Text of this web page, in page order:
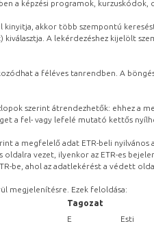
a képzési programok, kurzuskódok,
akkor több szempontú
A lekérdezéshez kijelölt
a féléves tanrendben. A
szerint átrendezhetők: ehhez a
a fel- vagy lefelé mutató kettős
a megfelelő adat ETR-beli nyilvános
vezet, ilyenkor az ETR-es
be, ahol az adatlekérést a védett
megjelenítésre. Ezek feloldása:
Tagozat
E
Esti